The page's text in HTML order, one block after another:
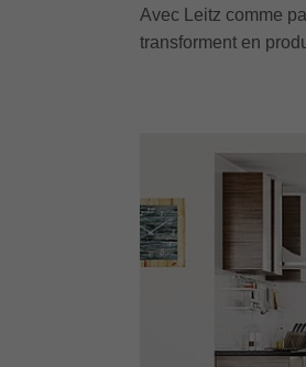
Avec Leitz comme
transforment en